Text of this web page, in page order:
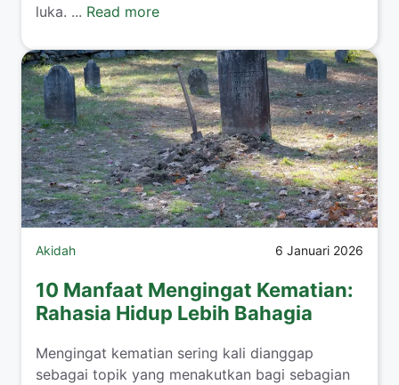
luka. ... Read more
Akidah 6 Januari 2026
10 Manfaat Mengingat Kematian:
Rahasia Hidup Lebih Bahagia
Mengingat kematian sering kali dianggap
sebagai topik yang menakutkan bagi sebagian